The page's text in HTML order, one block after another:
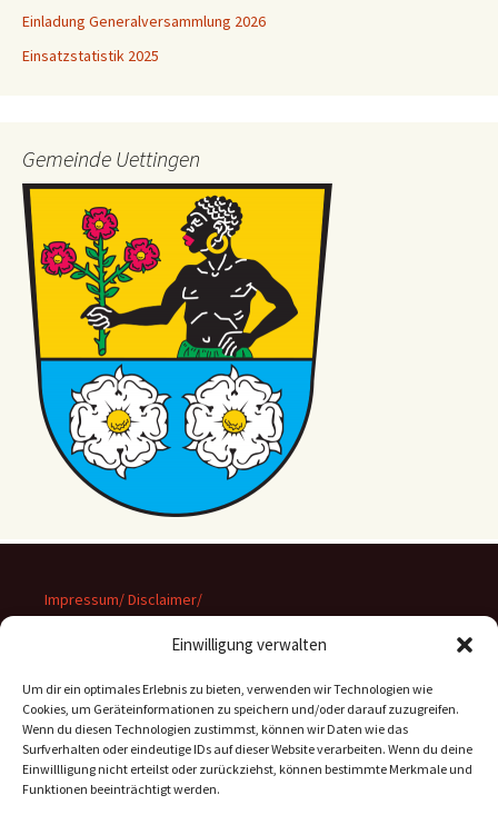
Einwilligung verwalten
Um dir ein optimales Erlebnis zu bieten, verwenden wir Technologien wie
Cookies, um Geräteinformationen zu speichern und/oder darauf zuzugreifen.
Wenn du diesen Technologien zustimmst, können wir Daten wie das
Surfverhalten oder eindeutige IDs auf dieser Website verarbeiten. Wenn du deine
Einwillligung nicht erteilst oder zurückziehst, können bestimmte Merkmale und
Funktionen beeinträchtigt werden.
Einladung Generalversammlung 2026
Einsatzstatistik 2025
Gemeinde Uettingen
Impressum/ Disclaimer/
Datenschutz
Suchen
nach: